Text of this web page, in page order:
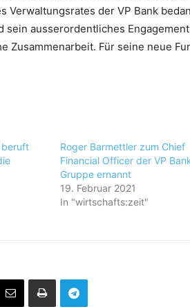
Verwaltungsrates der VP Bank
sein ausserordentliches
Zusammenarbeit. Für seine neue
beruft
Roger Barmettler zum Chief
Financial Officer der VP
Gruppe ernannt
19. Februar 2021
In "wirtschafts:zeit"